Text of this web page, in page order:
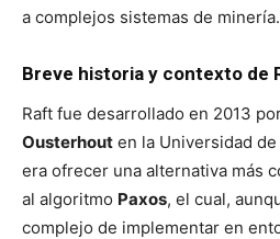
a complejos sistemas de minería.
Breve historia y contexto de
Raft fue desarrollado en 2013
Ousterhout en la Universidad
era ofrecer una alternativa más
al algoritmo Paxos, el cual,
complejo de implementar en